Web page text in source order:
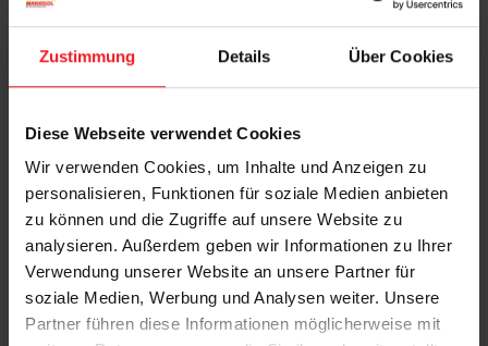
Zustimmung Details Über Cookies
Diese Webseite verwendet Cookies
Wir verwenden Cookies, um Inhalte und Anzeigen zu
personalisieren, Funktionen für soziale Medien anbieten
zu können und die Zugriffe auf unsere Website zu
analysieren. Außerdem geben wir Informationen zu Ihrer
Verwendung unserer Website an unsere Partner für
soziale Medien, Werbung und Analysen weiter. Unsere
Partner führen diese Informationen möglicherweise mit